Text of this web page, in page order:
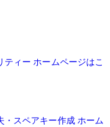
ィー ホームページはこ
スペアキー作成 ホーム